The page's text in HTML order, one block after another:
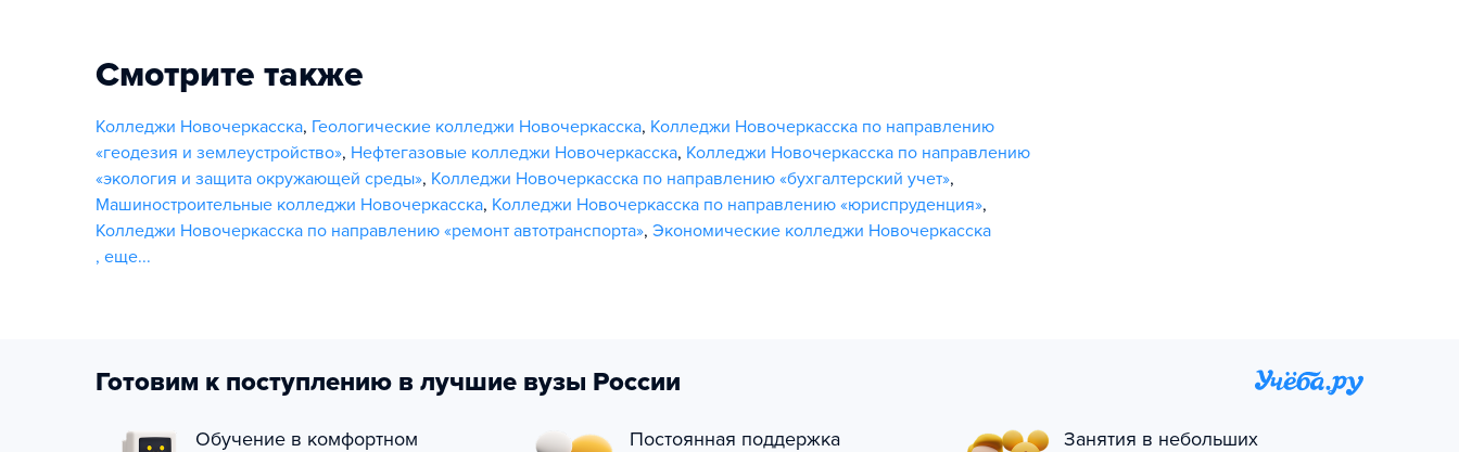
Смотрите также
Колледжи Новочеркасска, Геологические колледжи Новочеркасска, Колледжи Новочеркасска по направлению
«геодезия и землеустройство», Нефтегазовые колледжи Новочеркасска, Колледжи Новочеркасска по направлению
«экология и защита окружающей среды», Колледжи Новочеркасска по направлению «бухгалтерский учет»,
Машиностроительные колледжи Новочеркасска, Колледжи Новочеркасска по направлению «юриспруденция»,
Колледжи Новочеркасска по направлению «ремонт автотранспорта», Экономические колледжи Новочеркасска
, еще...
Готовим к поступлению в лучшие вузы России
Обучение в комфортном
Постоянная поддержка
Занятия в небольших